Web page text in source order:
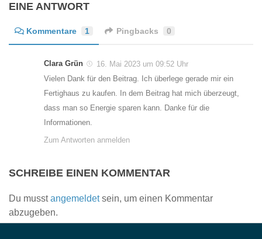
EINE ANTWORT
Kommentare 1 Pingbacks 0
Clara Grün
16. Mai 2023 um 09:52 Uhr
Vielen Dank für den Beitrag. Ich überlege gerade mir ein
Fertighaus zu kaufen. In dem Beitrag hat mich überzeugt,
dass man so Energie sparen kann. Danke für die
Informationen.
Zum Antworten anmelden
SCHREIBE EINEN KOMMENTAR
Du musstangemeldetsein, um einen Kommentar
abzugeben.